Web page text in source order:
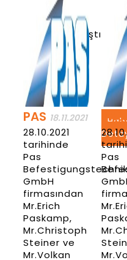
denetimleri
de başarı ile
tamamlanmıştır.
Haber
Detay
tüm
PAS 18.11.2021
28.10.2021
tarihinde
Pas
GmbH
firmasından
Mr.Erich
Paskamp,
Mr.Christoph
Steiner ve
Mr.Volkan
Pas